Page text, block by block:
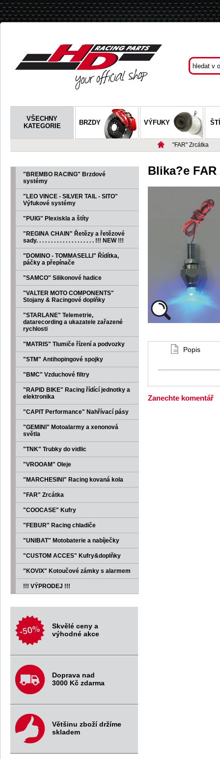
VŠECHNY
KATEGORIE
BRZDY VÝFUKY
"FAR" Zrcátka
"BREMBO RACING" Brzdové
systémy
"LEO VINCE - SILVER TAIL - SITO"
Výfukové systémy
"PUIG" Plexiskla a štíty
"REGINA CHAIN" Řetězy a řetězové
sady. . . . . . . . . . . . . . . . . . . . !!! NEW !!!
"DOMINO - TOMMASELLI" Řídítka,
páčky a přepínače
"SAMCO" Silikonové hadice
"VALTER MOTO COMPONENTS"
Stojany & Racingové doplňky
"STARLANE" Telemetrie,
datarecording a ukazatele zařazené
rychlosti
"MATRIS" Tlumiče řízení a podvozky
"STM" Antihopingové spojky
"BMC" Vzduchové filtry
"RAPID BIKE" Racing řídící jednotky a
elektronika
"CAPIT Performance" Nahřívací pásy
"GEMINI" Motoalarmy a xenonová
světla
"TNK" Trubky do vidlic
"VROOAM" Oleje
"MARCHESINI" Racing kovaná kola
"FAR" Zrcátka
"COOCASE" Kufry
"FEBUR" Racing chladiče
"UNIBAT" Motobaterie a nabíječky
"CUSTOM ACCES" Kufry&doplňky
"KOVIX" Kotoučové zámky s alarmem
!!! VÝPRODEJ !!!
Skvělé ceny a
výhodné akce
Doprava nad
3000 Kč zdarma
Většinu zboží držíme
skladem
Blika?e FAR
Popis
Zanechte komentář